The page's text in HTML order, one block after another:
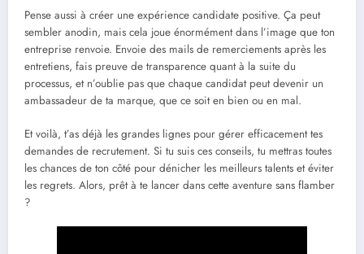
Pense aussi à créer une expérience candidate positive. Ça peut
sembler anodin, mais cela joue énormément dans l’image que ton
entreprise renvoie. Envoie des mails de remerciements après les
entretiens, fais preuve de transparence quant à la suite du
processus, et n’oublie pas que chaque candidat peut devenir un
ambassadeur de ta marque, que ce soit en bien ou en mal.
Et voilà, t’as déjà les grandes lignes pour gérer efficacement tes
demandes de recrutement. Si tu suis ces conseils, tu mettras toutes
les chances de ton côté pour dénicher les meilleurs talents et éviter
les regrets. Alors, prêt à te lancer dans cette aventure sans flamber
?